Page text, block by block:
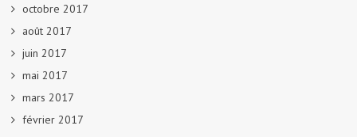
octobre 2017
août 2017
juin 2017
mai 2017
mars 2017
février 2017